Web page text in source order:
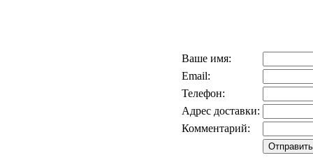
Ваше имя:
Email:
Телефон:
Адрес доставки:
Комментарий: